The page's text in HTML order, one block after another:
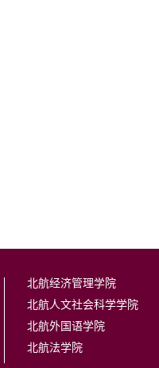
北航经济管理学院
北航人文社会科学学院
北航外国语学院
北航法学院